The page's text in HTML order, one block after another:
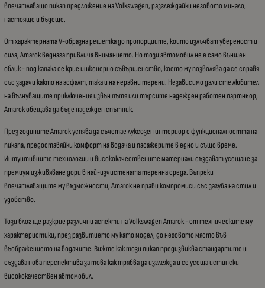
впечатляващо пикап предложение на Volkswagen, разглеждайки неговото минало,
настояще и бъдеще.
От характерната V-образна решетка до пропорциите, които излъчват увереност и
сила, Amarok веднага привлича вниманието. Но този автомобил не е само външен
облик - под капака се крие инженерно съвършенство, което му позволява да се справя
със задачи както на асфалт, така и на неравни терени. Независимо дали сте любител
на вълнуващите приключения извън пътя или търсите надежден работен партньор,
Amarok обещава да бъде надежден спътник.
През годините Amarok успява да съчетае луксозен интериор с функционалността на
пикапа, предоставяйки комфорт на водача и пасажерите в едно и също време.
Интуитивните технологии и висококачествените материали създават усещане за
премиум изживяване дори в най-изчистената теренна среда. Въпреки
впечатляващите му възможности, Amarok не прави компромиси със загуба на стил и
удобство.
Този блог ще разкрие различни аспекти на Volkswagen Amarok - от техническите му
характеристики, през развитието му като модел, до неговото място във
въображението на водачите. Вижте как този пикап предизвиква стандартите и
създава нова перспектива за това как трябва да изглежда и се усеща истински
висококачествен автомобил.